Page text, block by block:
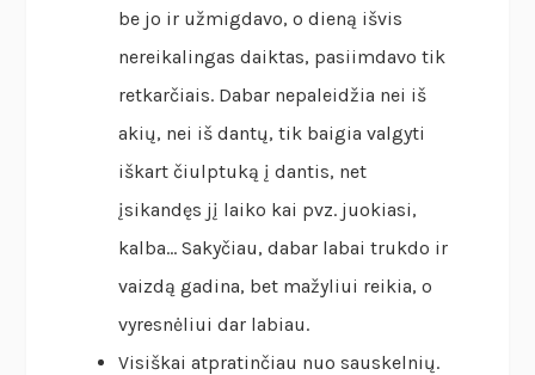
be jo ir užmigdavo, o dieną išvis
nereikalingas daiktas, pasiimdavo tik
retkarčiais. Dabar nepaleidžia nei iš
akių, nei iš dantų, tik baigia valgyti
iškart čiulptuką į dantis, net
įsikandęs jį laiko kai pvz. juokiasi,
kalba… Sakyčiau, dabar labai trukdo ir
vaizdą gadina, bet mažyliui reikia, o
vyresnėliui dar labiau.
Visiškai atpratinčiau nuo sauskelnių.